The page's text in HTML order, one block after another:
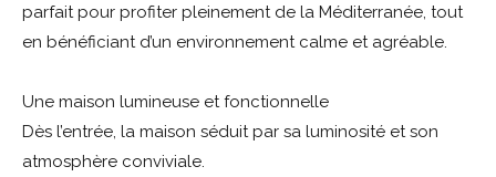
parfait pour profiter pleinement de la Méditerranée, tout
en bénéficiant d’un environnement calme et agréable.
Une maison lumineuse et fonctionnelle
Dès l’entrée, la maison séduit par sa luminosité et son
atmosphère conviviale.